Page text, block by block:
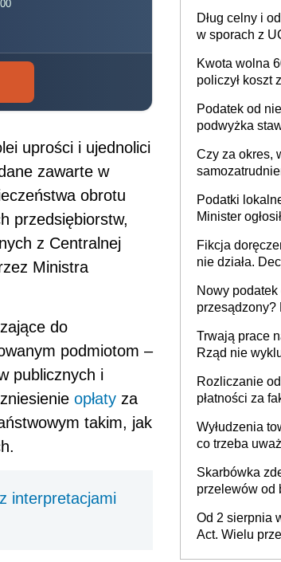
uprości i ujednolici
zawarte w
obrotu
przedsiębiorstw,
z Centralnej
Ministra
do
podmiotom –
publicznych i
opłaty za
takim, jak
interpretacjami
Dług celny i
w sporach z
Kwota wolna
policzył koszt
Podatek od
podwyżka
budynków i
Czy za okres,
umowy
racjonalnym
Podatki
Minister
Fikcja
nie działa.
Nowy
przesądzony?
Trwają prace
Rząd nie
Rozliczanie
płatności za
Wyłudzenia
co trzeba
Skarbówka
przelewów od
darowizna,
Od 2 sierpnia
Act. Wielu